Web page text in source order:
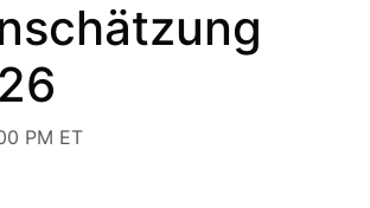
PM ET